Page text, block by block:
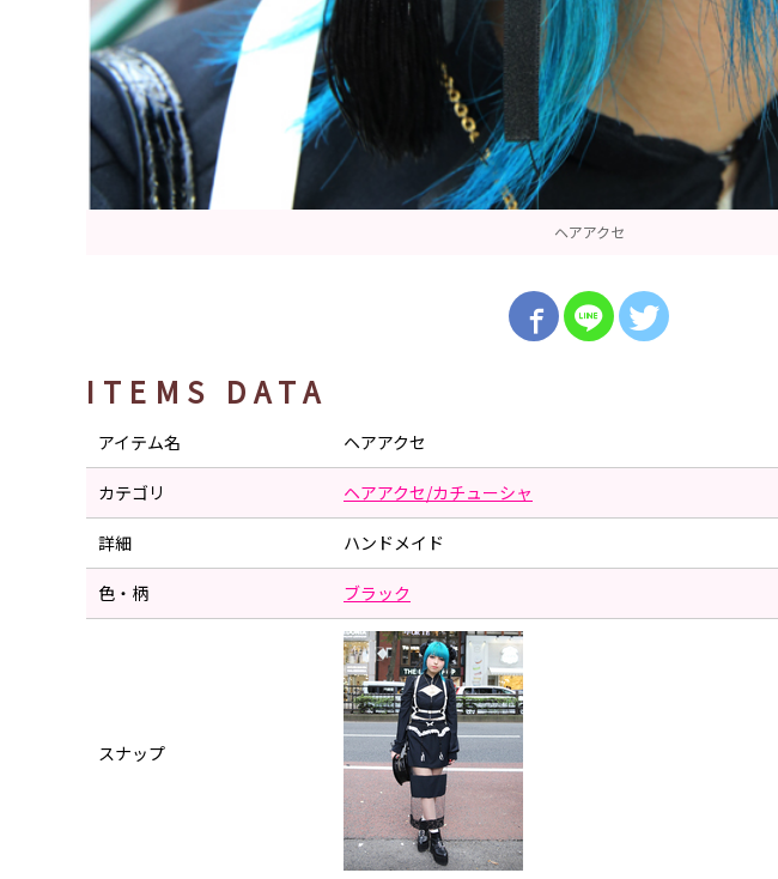
ヘアアクセ
ITEMS DATA
アイテム名 ヘアアクセ
カテゴリ ヘアアクセ/カチューシャ
詳細 ハンドメイド
色・柄 ブラック
スナップ